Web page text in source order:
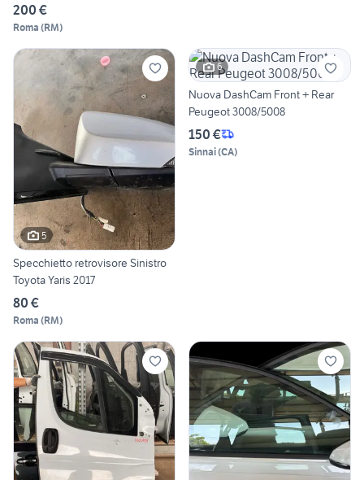
200 €
Roma (RM)
5
Specchietto retrovisore Sinistro
Toyota Yaris 2017
80 €
Roma (RM)
6
Nuova DashCam Front + Rear
Peugeot 3008/5008
150 €
Sinnai(CA)